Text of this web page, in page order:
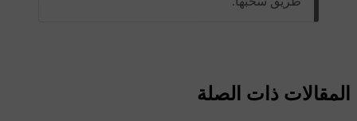
المقالات ذات الصلة